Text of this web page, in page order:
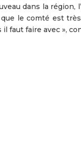
dans la région,
le comté est
il faut faire avec »,